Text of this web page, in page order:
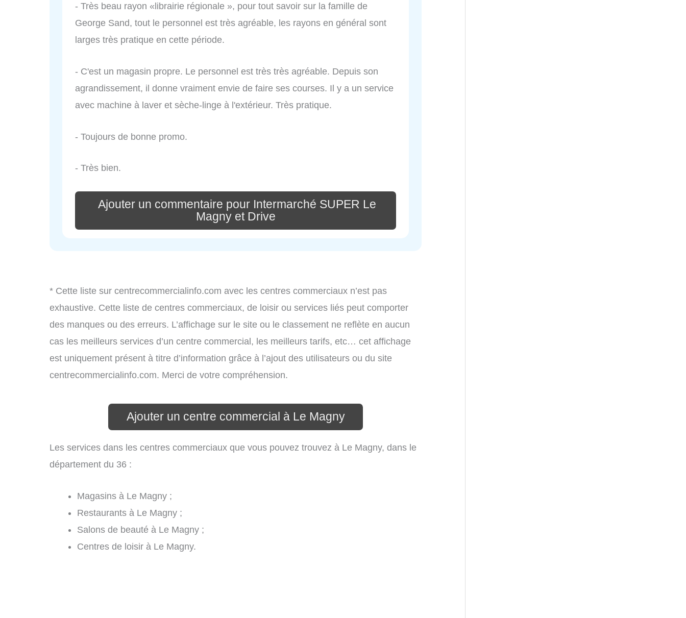
- Très beau rayon «librairie régionale », pour tout savoir sur la famille de
George Sand, tout le personnel est très agréable, les rayons en général sont
larges très pratique en cette période.
- C'est un magasin propre. Le personnel est très très agréable. Depuis son
agrandissement, il donne vraiment envie de faire ses courses. Il y a un service
avec machine à laver et sèche-linge à l'extérieur. Très pratique.
- Toujours de bonne promo.
- Très bien.
Ajouter un commentaire pour Intermarché SUPER Le
Magny et Drive
* Cette liste sur centrecommercialinfo.com avec les centres commerciaux n’est pas
exhaustive. Cette liste de centres commerciaux, de loisir ou services liés peut comporter
des manques ou des erreurs. L’affichage sur le site ou le classement ne reflète en aucun
cas les meilleurs services d’un centre commercial, les meilleurs tarifs, etc… cet affichage
est uniquement présent à titre d’information grâce à l’ajout des utilisateurs ou du site
centrecommercialinfo.com. Merci de votre compréhension.
Ajouter un centre commercial à Le Magny
Les services dans les centres commerciaux que vous pouvez trouvez à Le Magny, dans le
département du 36 :
Magasins à Le Magny ;
Restaurants à Le Magny ;
Salons de beauté à Le Magny ;
Centres de loisir à Le Magny.